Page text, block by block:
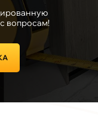
вопросам!